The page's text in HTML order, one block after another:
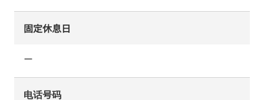
固定休息日
ー
电话号码